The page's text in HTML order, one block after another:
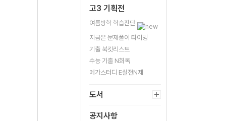
고3 기획전
여름방학 학습진단
지금은 문제풀이 타이밍
기출 북킷리스트
수능 기출 N회독
메가스터디 E실전N제
도서
공지사항